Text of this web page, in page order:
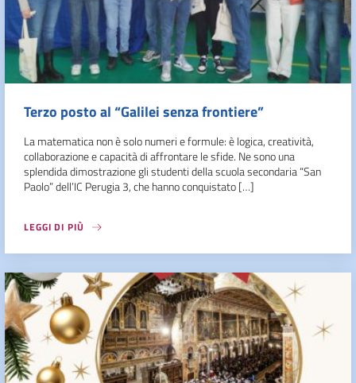
Terzo posto al “Galilei senza frontiere”
La matematica non è solo numeri e formule: è logica, creatività,
collaborazione e capacità di affrontare le sfide. Ne sono una
splendida dimostrazione gli studenti della scuola secondaria “San
Paolo” dell’IC Perugia 3, che hanno conquistato […]
LEGGI DI PIÙ